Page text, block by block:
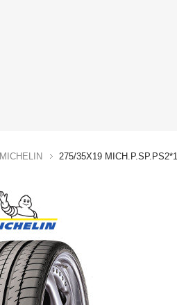
MICHELIN 275/35X19